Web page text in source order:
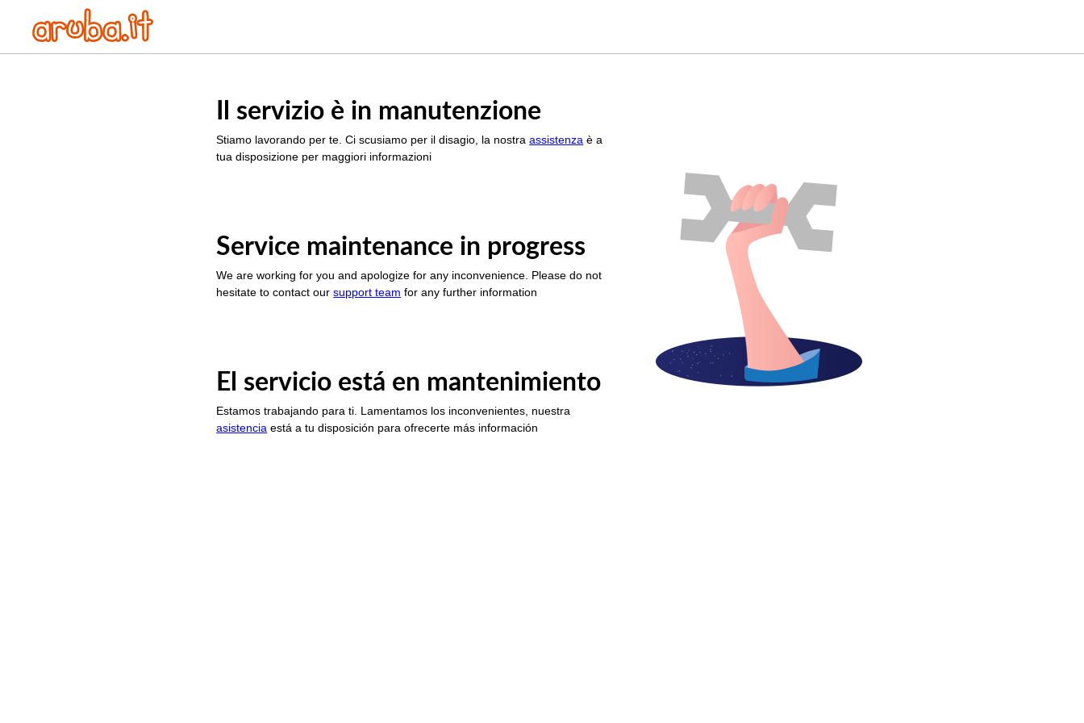
Il servizio è in manutenzione
Stiamo lavorando per te. Ci scusiamo per il disagio, la nostraassistenza è a
tua disposizione per maggiori informazioni
Service maintenance in progress
We are working for you and apologize for any inconvenience. Please do not
hesitate to contact oursupport team for any further information
El servicio está en mantenimiento
Estamos trabajando para ti. Lamentamos los inconvenientes, nuestra
asistencia está a tu disposición para ofrecerte más información